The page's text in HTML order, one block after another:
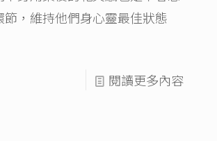
節，維持他們身心靈最佳狀態
閱讀更多內容